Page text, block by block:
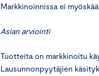
Markkinoinnissa ei
Asian arviointi
Tuotteita on markkinoitu
Lausunnonpyytäjien